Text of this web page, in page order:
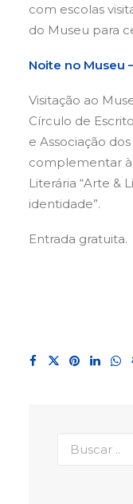
com escolas
do Museu para
Noite no Museu
Visitação ao
Círculo de
e Associação
complementar à
Literária “Arte &
identidade”.
Entrada gratuita.